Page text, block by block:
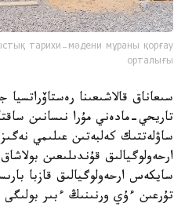
тарихи-мәдени мұраны қорғау
орталығы
سىعاناق قالاشىعىنا
تاريحي-مادەني مۇرا نىسانىن
ساۋلەتتىك كەلبەتىن عىلىمي
ارحەولوگيالىق قۇندىلىعىن
تۇرعىن ءۇي ورنىنىڭ ءبىر بولىگى